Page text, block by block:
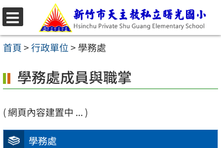
跳
至
主
內
容
區
選
單
首頁>行政單位> 學務處
學務處
學務處成員與職掌
( 網頁內容建置中 ... )